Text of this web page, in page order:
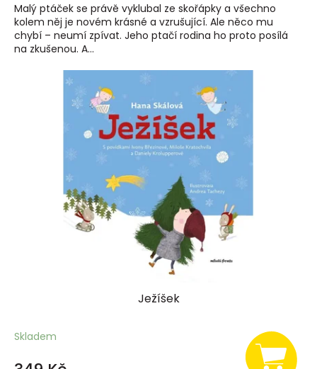
Malý ptáček se právě vyklubal ze skořápky a všechno
kolem něj je novém krásné a vzrušující. Ale něco mu
chybí – neumí zpívat. Jeho ptačí rodina ho proto posílá
na zkušenou. A...
Ježíšek
Skladem